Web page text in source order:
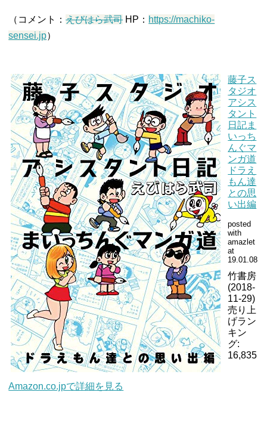
（コメント：えびはら武司HP： https://machiko-
sensei.jp）
藤子ス
タジオ
アシス
タント
日記ま
いっち
んぐマ
ンガ道
ドラえ
もん達
との思
い出編
posted
with
amazlet
at
19.01.08
竹書房
(2018-
11-29)
売り上
げラン
キン
グ:
16,835
Amazon.co.jpで詳細を見る